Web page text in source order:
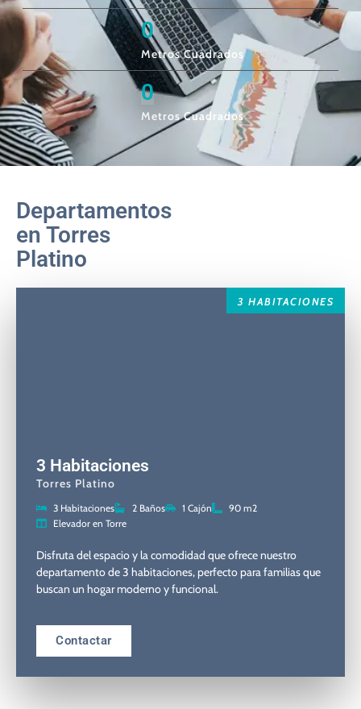
0
Metros Cuadrados
0
Metros Cuadrados
Departamentos
en Torres
Platino
3 HABITACIONES
3 Habitaciones
Torres Platino
3 Habitaciones 2 Baños 1 Cajón
90 m2
Elevador en Torre
Disfruta del espacio y la comodidad que ofrece nuestro
departamento de 3 habitaciones, perfecto para familias que
buscan un hogar moderno y funcional.
Contactar